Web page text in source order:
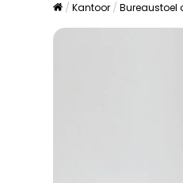
Kantoor Bureaustoel